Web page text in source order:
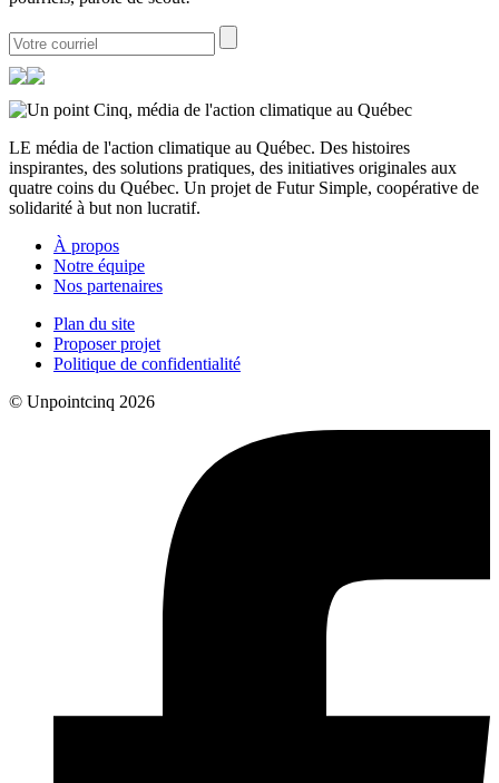
LE média de l'action climatique au Québec. Des histoires
inspirantes, des solutions pratiques, des initiatives originales aux
quatre coins du Québec. Un projet de Futur Simple, coopérative de
solidarité à but non lucratif.
À propos
Notre équipe
Nos partenaires
Plan du site
Proposer projet
Politique de confidentialité
© Unpointcinq 2026